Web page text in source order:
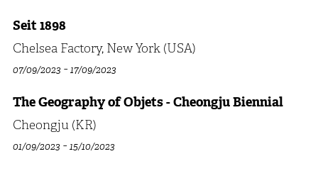
Seit 1898
Chelsea Factory, New York (USA)
07/09/2023 -17/09/2023
The Geography of Objets - Cheongju Biennial
Cheongju (KR)
01/09/2023 -15/10/2023